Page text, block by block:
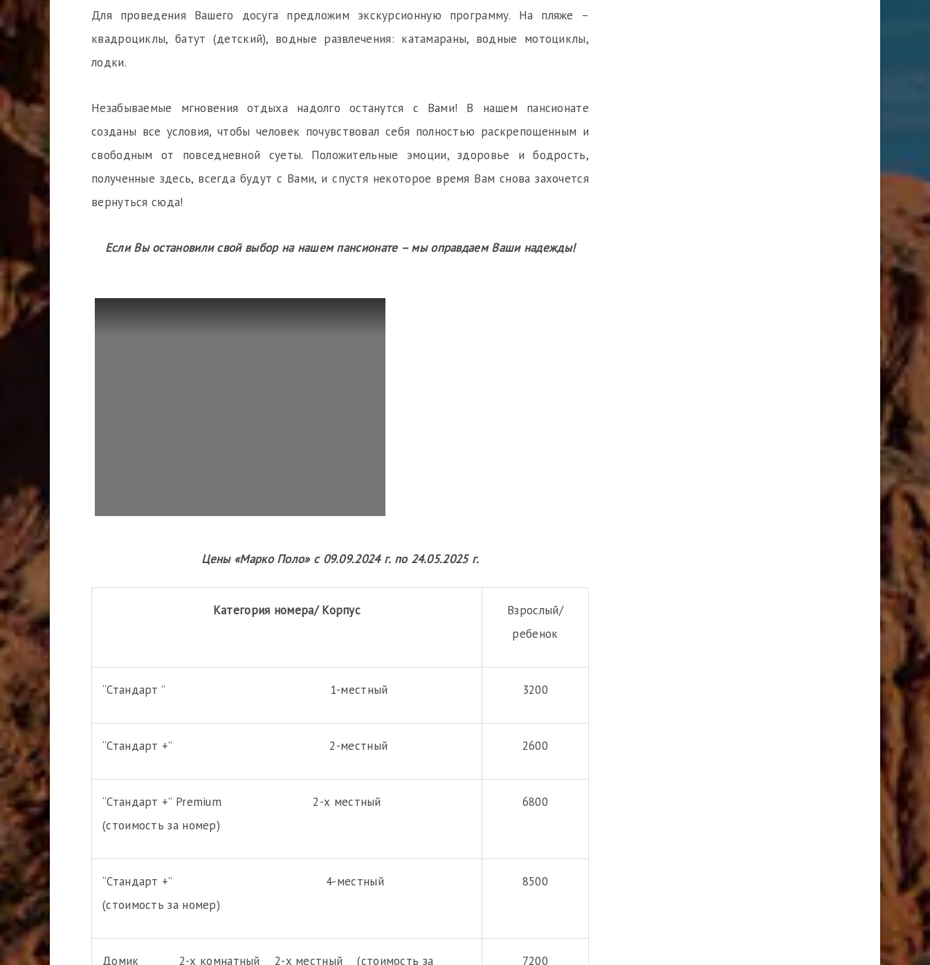
Для проведения Вашего досуга предложим экскурсионную программу. На пляже –
квадроциклы, батут (детский), водные развлечения: катамараны, водные мотоциклы,
лодки.
Незабываемые мгновения отдыха надолго останутся с Вами! В нашем пансионате
созданы все условия, чтобы человек почувствовал себя полностью раскрепощенным и
свободным от повседневной суеты. Положительные эмоции, здоровье и бодрость,
полученные здесь, всегда будут с Вами, и спустя некоторое время Вам снова захочется
вернуться сюда!
Если Вы остановили свой выбор на нашем пансионате – мы оправдаем Ваши надежды!
Цены «Марко Поло» c 09.09.2024 г. по 24.05.2025 г.
Категория номера/ Корпус
Взрослый/
ребенок
“Стандарт ” 1-местный 3200
“Стандарт +” 2-местный 2600
“Стандарт +” Premium 2-х местный
(стоимость за номер)
6800
“Стандарт +” 4-местный
(стоимость за номер)
8500
Домик 2-х комнатный 2-х местный (стоимость за 7200